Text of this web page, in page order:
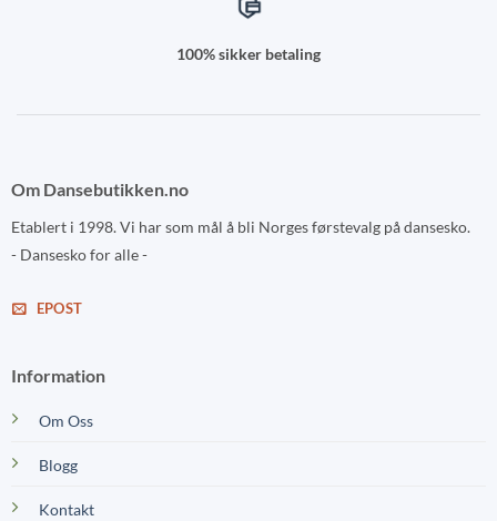
100% sikker betaling
Om Dansebutikken.no
Etablert i 1998. Vi har som mål å bli Norges førstevalg på dansesko.
- Dansesko for alle -
EPOST
Information
Om Oss
Blogg
Kontakt